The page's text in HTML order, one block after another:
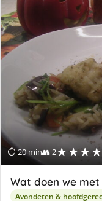
⏱ 20 min👥 2
Wat doen we
Avondeten &